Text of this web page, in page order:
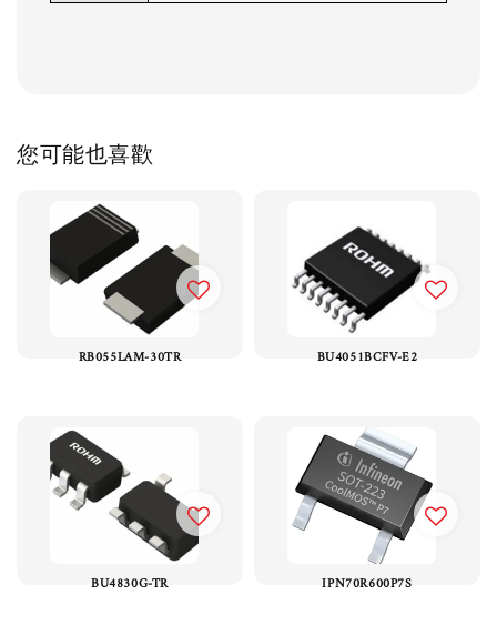
您可能也喜歡
RB055LAM-30TR BU4051BCFV-E2
BU4830G-TR IPN70R600P7S